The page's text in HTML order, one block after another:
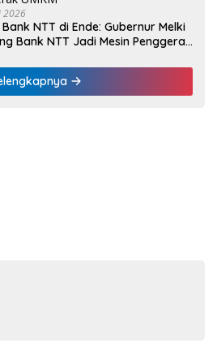
2026
Bank NTT di Ende: Gubernur Melki
Bank NTT Jadi Mesin Penggerak